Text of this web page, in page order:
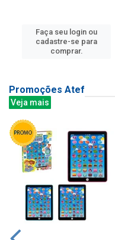
Faça seu login ou
cadastre-se para
comprar.
Promoções Atef
Veja mais